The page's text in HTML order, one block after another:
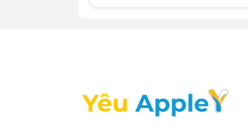
hiệu rõ ràng cho thấy mic
hoặc bị hư hỏng bên
- Siri không nhận diện
phản hồi lại giọng nói của